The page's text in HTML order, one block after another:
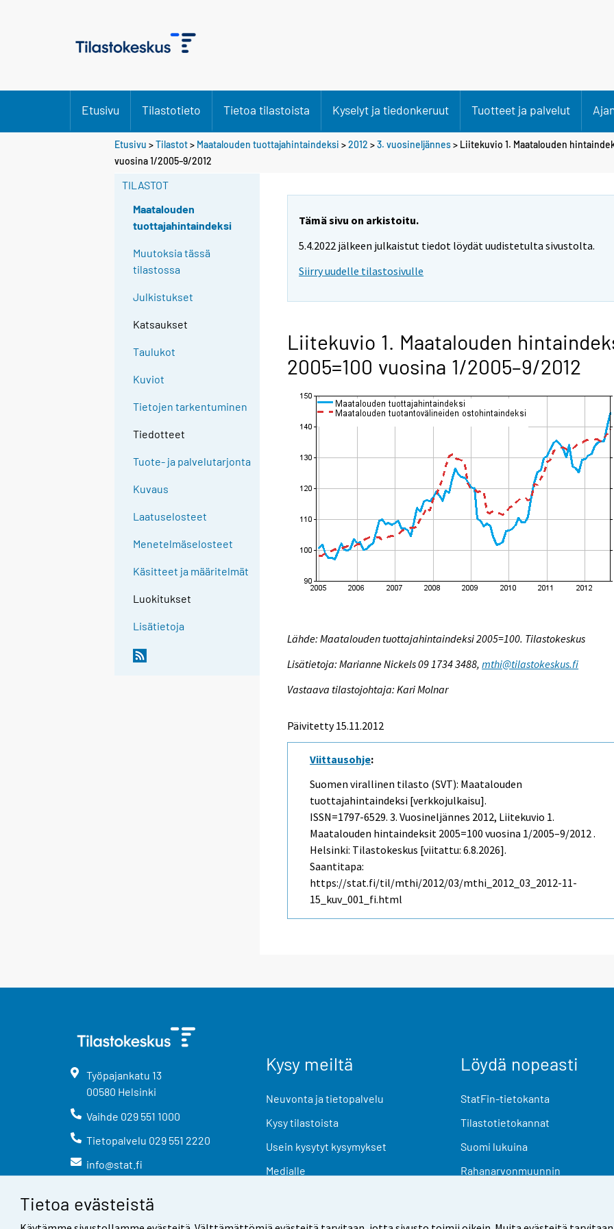
Tietoa evästeistä
Etusivu Tilastotieto Tietoa tilastoista Kyselyt ja tiedonkeruut Tuotteet ja palvelut
Etusivu >Tilastot> Maatalouden tuottajahintaindeksi >2012 >3. vuosineljännes> Liitekuvio 1. Maatalouden
vuosina 1/2005–9/2012
TILASTOT
Maatalouden
tuottajahintaindeksi
Muutoksia tässä
tilastossa
Julkistukset
Katsaukset
Taulukot
Kuviot
Tietojen tarkentuminen
Tiedotteet
Tuote- ja palvelutarjonta
Kuvaus
Laatuselosteet
Menetelmäselosteet
Käsitteet ja määritelmät
Luokitukset
Lisätietoja
Tämä sivu on arkistoitu.
5.4.2022 jälkeen julkaistut tiedot löydät uudistetulta sivustolta.
Siirry uudelle tilastosivulle
Liitekuvio 1. Maatalouden
2005=100 vuosina 1/2005–9/2012
Lähde: Maatalouden tuottajahintaindeksi 2005=100. Tilastokeskus
Lisätietoja: Marianne Nickels 09 1734 3488,mthi@tilastokeskus.fi
Vastaava tilastojohtaja: Kari Molnar
Päivitetty 15.11.2012
Viittausohje:
Suomen virallinen tilasto (SVT): Maatalouden
tuottajahintaindeksi [verkkojulkaisu].
ISSN=1797-6529.3. Vuosineljännes 2012, Liitekuvio 1.
Maatalouden hintaindeksit 2005=100 vuosina 1/2005–9/2012 .
Helsinki: Tilastokeskus [viitattu: 6.8.2026].
Saantitapa:
https://stat.fi/til/mthi/2012/03/mthi_2012_03_2012-11-
15_kuv_001_fi.html
Työpajankatu 13
00580 Helsinki
Vaihde 029 551 1000
Tietopalvelu 029 551 2220
info@stat.fi
Kysy meiltä
Neuvonta ja tietopalvelu
Kysy tilastoista
Usein kysytyt kysymykset
Medialle
Löydä nopeasti
StatFin-tietokanta
Tilastotietokannat
Suomi lukuina
Rahanarvonmuunnin